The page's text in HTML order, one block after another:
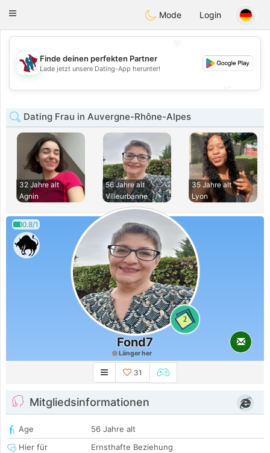
Taimerais
Toggle
Mode Login
💖
💕
Finde deinen perfekten Partner
Lade jetzt unsere Dating-App herunter!
Dating Frau in Auvergne-Rhône-Alpes
32 Jahre alt
Agnin
56 Jahre alt
Villeurbanne
35 Jahre alt
Lyon
0.8/1
2
Fond7
Länger her
31
Mitgliedsinformationen
Age
56 Jahre alt
Hier für
Ernsthafte Beziehung